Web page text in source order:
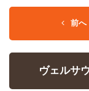
前へ
ヴェルサ